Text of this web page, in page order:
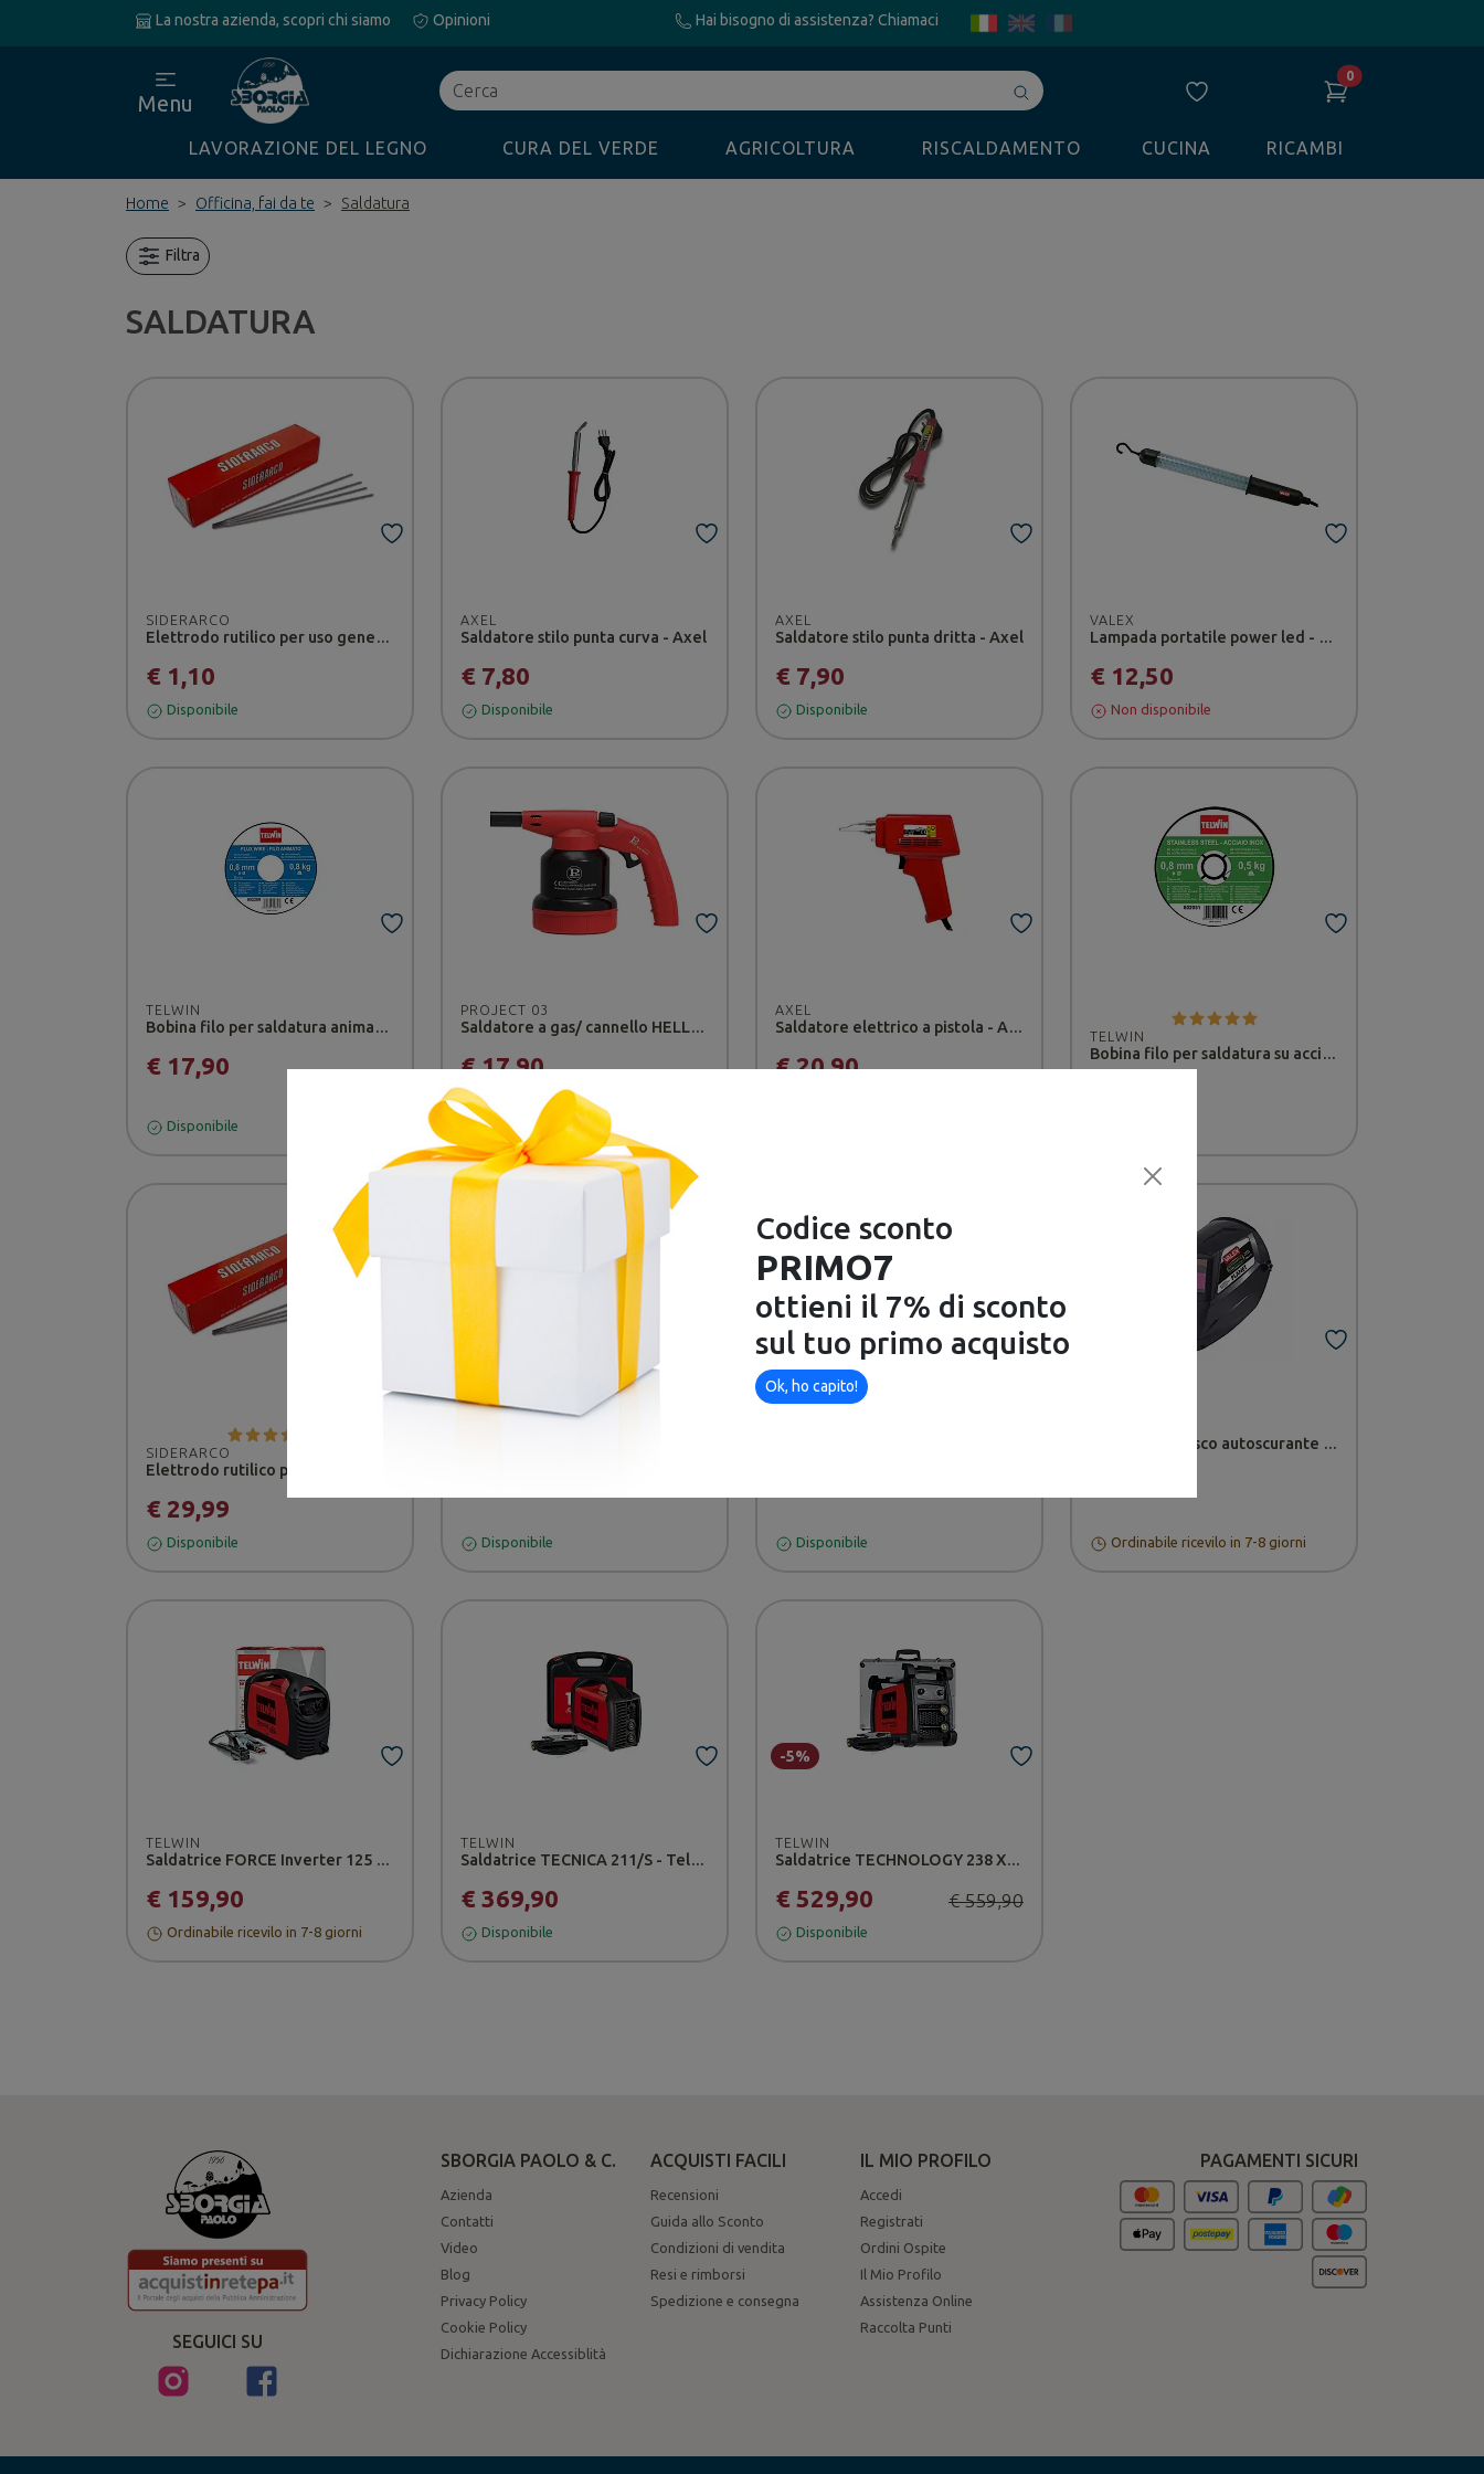
La nostra azienda, scopri chi siamo Opinioni Hai bisogno di assistenza? Chiamaci
Cerca
Avvia
ricerca
0
Menu
LAVORAZIONE DEL LEGNO CURA DEL VERDE AGRICOLTURA RISCALDAMENTO CUCINA RICAMBI
Home Officina, fai da te Saldatura
Filtra
SALDATURA
SIDERARCO
Elettrodo rutilico per uso generale Ø 3,2 mm/Lunghezza 340 mm E40 - Siderarco
€ 1,10
Disponibile
AXEL
Saldatore stilo punta curva - Axel
€ 7,80
Disponibile
AXEL
Saldatore stilo punta dritta - Axel
€ 7,90
Disponibile
VALEX
Lampada portatile power led - Valex
€ 12,50
Non disponibile
TELWIN
Bobina filo per saldatura animato Ø 0,8 mm da 0,8 kg - Telwin
€ 17,90
Disponibile
PROJECT 03
Saldatore a gas/ cannello HELLFIRE - Project 03
€ 17,90
Disponibile
AXEL
Saldatore elettrico a pistola - Axel
€ 20,90
TELWIN
Bobina filo per saldatura su acciaio inossidabile Ø 0,8 mm da 0,5 kg - Telwin
SIDERARCO
€ 29,99
Disponibile Disponibile Disponibile
Maschera a casco autoscurante PLANET - Valex
Ordinabile ricevilo in 7-8 giorni
TELWIN
Saldatrice FORCE Inverter 125 - Telwin
€ 159,90
Ordinabile ricevilo in 7-8 giorni
TELWIN
Saldatrice TECNICA 211/S - Telwin
€ 369,90
Disponibile
TELWIN
Saldatrice TECHNOLOGY 238 XT CE/MPGE - Telwin
€ 529,90 € 559,90
-5%
Disponibile
SEGUICI SU
SBORGIA PAOLO & C.
Azienda
Contatti
Video
Blog
Privacy Policy
Cookie Policy
Dichiarazione Accessiblità
ACQUISTI FACILI
Recensioni
Guida allo Sconto
Condizioni di vendita
Resi e rimborsi
Spedizione e consegna
IL MIO PROFILO
Accedi
Registrati
Ordini Ospite
Il Mio Profilo
Assistenza Online
Raccolta Punti
PAGAMENTI SICURI
Codice sconto
PRIMO7
ottieni il 7% di sconto
sul tuo primo acquisto
Ok, ho capito!